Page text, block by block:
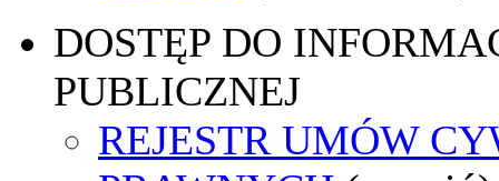
DOSTĘP DO
PUBLICZNEJ
REJESTR UMÓW